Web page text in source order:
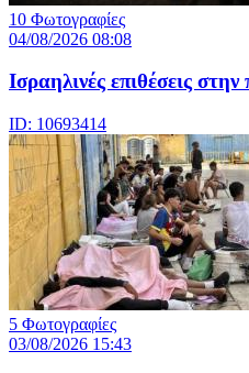
10 Φωτογραφίες
04/08/2026 08:08
Iσραηλινές επιθέσεις
ID: 10693414
5 Φωτογραφίες
03/08/2026 15:43